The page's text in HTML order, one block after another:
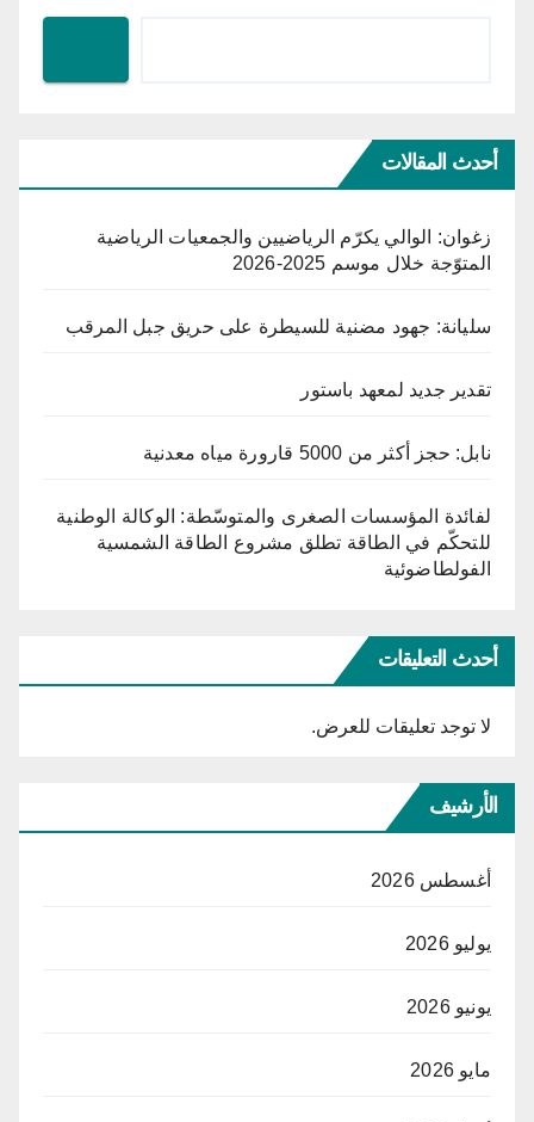
أحدث المقالات
زغوان: الوالي يكرّم الرياضيين والجمعيات الرياضية
المتوّجة خلال موسم 2025-2026
سليانة: جهود مضنية للسيطرة على حريق جبل المرقب
تقدير جديد لمعهد باستور
نابل: حجز أكثر من 5000 قارورة مياه معدنية
لفائدة المؤسسات الصغرى والمتوسّطة: الوكالة الوطنية
للتحكّم في الطاقة تطلق مشروع الطاقة الشمسية
الفولطاضوئية
أحدث التعليقات
لا توجد تعليقات للعرض.
الأرشيف
أغسطس 2026
يوليو 2026
يونيو 2026
مايو 2026